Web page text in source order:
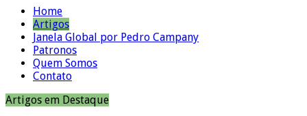
Home
Artigos
Janela Global por Pedro Campany
Patronos
Quem Somos
Contato
Artigos em Destaque